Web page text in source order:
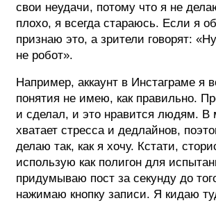
свои неудачи, потому что я не
плохо, я всегда стараюсь. Если я
признаю это, а зрители говорят:
не робот».
Например, аккаунт в Инстаграме я
понятия не имею, как правильно.
и сделал, и это нравится людям. В
хватает стресса и дедлайнов,
делаю так, как я хочу. Кстати,
использую как полигон для
придумываю пост за секунду до
нажимаю кнопку записи. Я кидаю